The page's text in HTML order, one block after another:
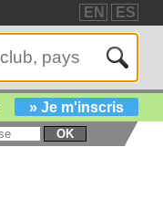
EN ES
» Je m'inscris
OK